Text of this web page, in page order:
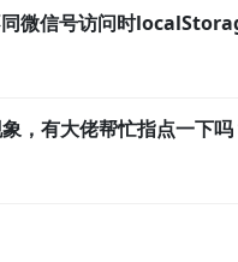
微信号访问时
，有大佬帮忙指点一下吗